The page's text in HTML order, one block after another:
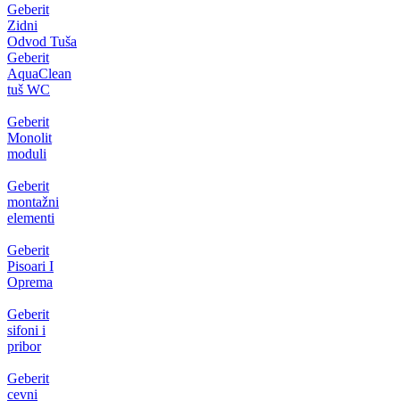
Geberit
Zidni
Odvod Tuša
Geberit
AquaClean
tuš WC
Geberit
Monolit
moduli
Geberit
montažni
elementi
Geberit
Pisoari I
Oprema
Geberit
sifoni i
pribor
Geberit
cevni